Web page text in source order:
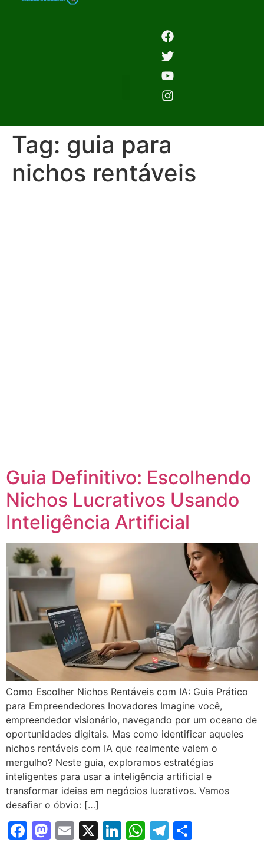
Tag: guia para
nichos rentáveis
Guia Definitivo: Escolhendo
Nichos Lucrativos Usando
Inteligência Artificial
Como Escolher Nichos Rentáveis com IA: Guia Prático
para Empreendedores Inovadores Imagine você,
empreendedor visionário, navegando por um oceano de
oportunidades digitais. Mas como identificar aqueles
nichos rentáveis com IA que realmente valem o
mergulho? Neste guia, exploramos estratégias
inteligentes para usar a inteligência artificial e
transformar ideias em negócios lucrativos. Vamos
desafiar o óbvio: […]
Facebook
Mastodon
Email
X LinkedIn
WhatsApp
Telegram